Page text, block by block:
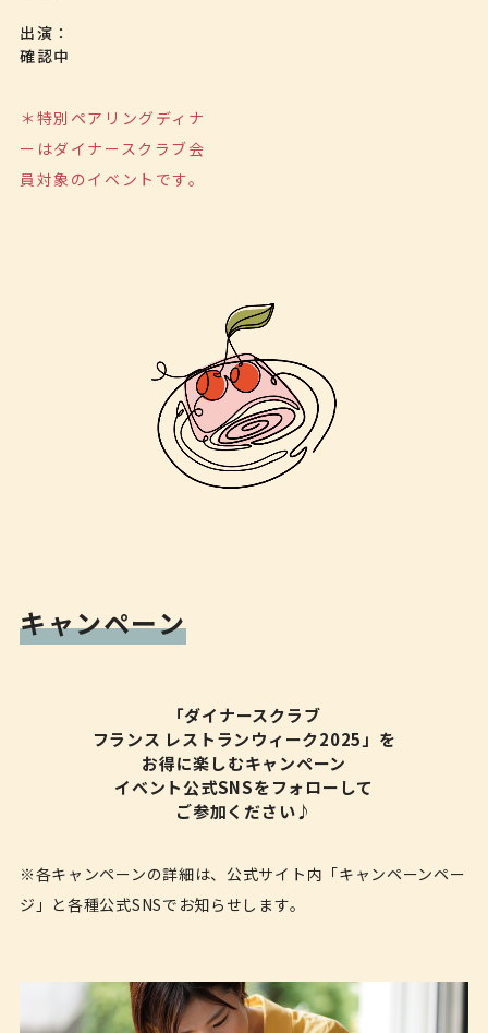
出演
確認中
＊特別ペアリングディナ
ーはダイナースクラブ会
員対象のイベントです。
キャンペーン
「ダイナースクラブ
フランス レストランウィーク2025」を
お得に楽しむキャンペーン
イベント公式SNSをフォローして
ご参加ください♪
※各キャンペーンの詳細は、公式サイト内「キャンペーンペー
ジ」と各種公式SNSでお知らせします。